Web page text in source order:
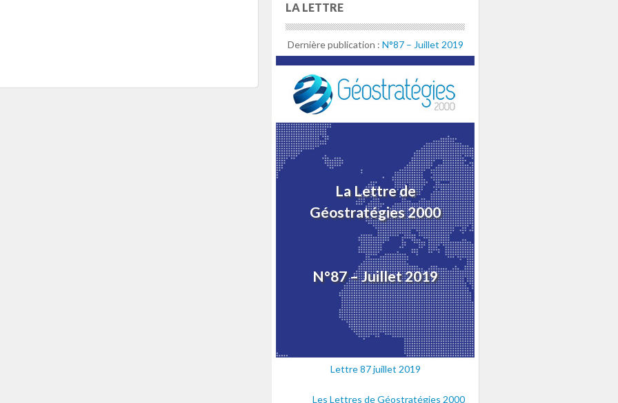
LA LETTRE
Dernière publication : N°87 – Juillet 2019
La Lettre de
Géostratégies 2000
N°87 – Juillet 2019
Lettre 87 juillet 2019
Les Lettres de Géostratégies 2000